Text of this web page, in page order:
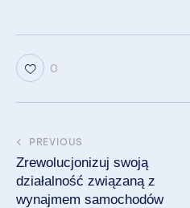
0
PREVIOUS
Zrewolucjonizuj swoją
działalność związaną z
wynajmem samochodów